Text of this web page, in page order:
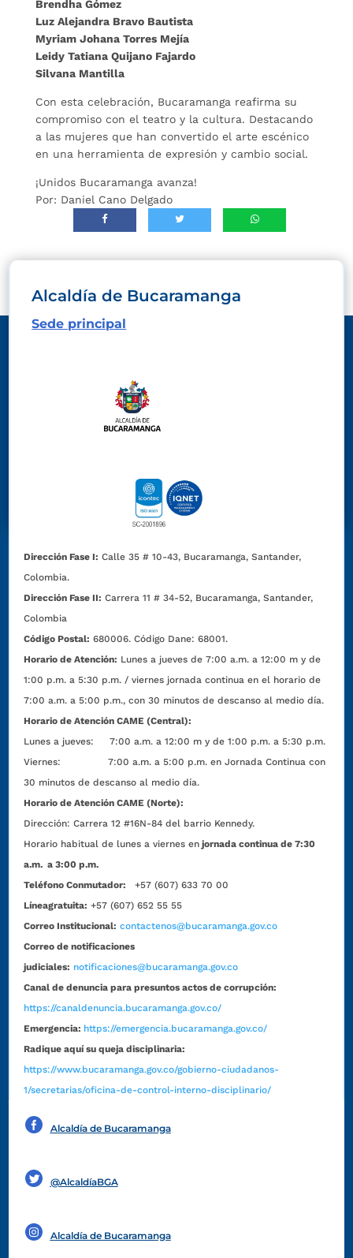
Brendha Gómez
Luz Alejandra Bravo Bautista
Myriam Johana Torres Mejía
Leidy Tatiana Quijano Fajardo
Silvana Mantilla
Con esta celebración, Bucaramanga reafirma su
compromiso con el teatro y la cultura. Destacando
a las mujeres que han convertido el arte escénico
en una herramienta de expresión y cambio social.
¡Unidos Bucaramanga avanza!
Por: Daniel Cano Delgado
Alcaldía de Bucaramanga
Sede principal
Dirección Fase I: Calle 35 # 10-43, Bucaramanga, Santander,
Colombia.
Dirección Fase II: Carrera 11 # 34-52, Bucaramanga, Santander,
Colombia
Código Postal: 680006. Código Dane: 68001.
Horario de Atención: Lunes a jueves de 7:00 a.m. a 12:00 m y de
1:00 p.m. a 5:30 p.m. / viernes jornada continua en el horario de
7:00 a.m. a 5:00 p.m., con 30 minutos de descanso al medio día.
Horario de Atención CAME (Central):
Lunes a jueves: 7:00 a.m. a 12:00 m y de 1:00 p.m. a 5:30 p.m.
Viernes: 7:00 a.m. a 5:00 p.m. en Jornada Continua con
30 minutos de descanso al medio día.
Horario de Atención CAME (Norte):
Dirección:Carrera 12 #16N-84 del barrio Kennedy.
Horario habitual de lunes a viernes en jornada continua de 7:30
a.m. a 3:00 p.m.
Teléfono Conmutador:
+57 (607) 633 70 00
Líneagratuita: +57 (607) 652 55 55
Correo Institucional: contactenos@bucaramanga.gov.co
Correo de notificaciones
judiciales: notificaciones@bucaramanga.gov.co
Canal de denuncia para presuntos actos de corrupción:
https://canaldenuncia.bucaramanga.gov.co/
Emergencia: https://emergencia.bucaramanga.gov.co/
Radique aquí su queja disciplinaria:
https://www.bucaramanga.gov.co/gobierno-ciudadanos-
1/secretarias/oficina-de-control-interno-disciplinario/
Alcaldía de Bucaramanga
@AlcaldíaBGA
Alcaldía de Bucaramanga